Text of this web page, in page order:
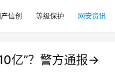
信创 等级保护 网安资讯
亿”？警方通报→